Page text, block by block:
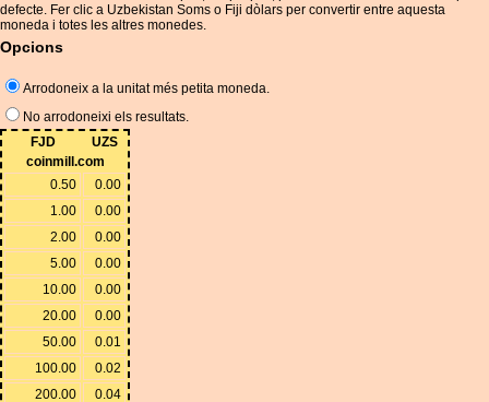
defecte. Fer clic a Uzbekistan Soms o Fiji dòlars per convertir entre aquesta
moneda i totes les altres monedes.
Opcions
Arrodoneix a la unitat més petita moneda.
No arrodoneixi els resultats.
FJD
UZS
coinmill.com
0.50
0.00
1.00
0.00
2.00
0.00
5.00
0.00
10.00
0.00
20.00
0.00
50.00
0.01
100.00
0.02
200.00
0.04